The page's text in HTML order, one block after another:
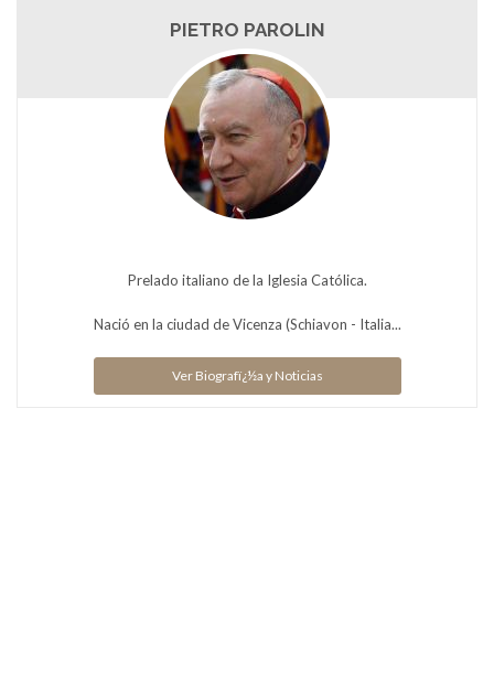
PIETRO PAROLIN
Prelado italiano de la Iglesia Católica.
Nació en la ciudad de Vicenza (Schiavon - Italia...
Ver Biografï¿½a y Noticias